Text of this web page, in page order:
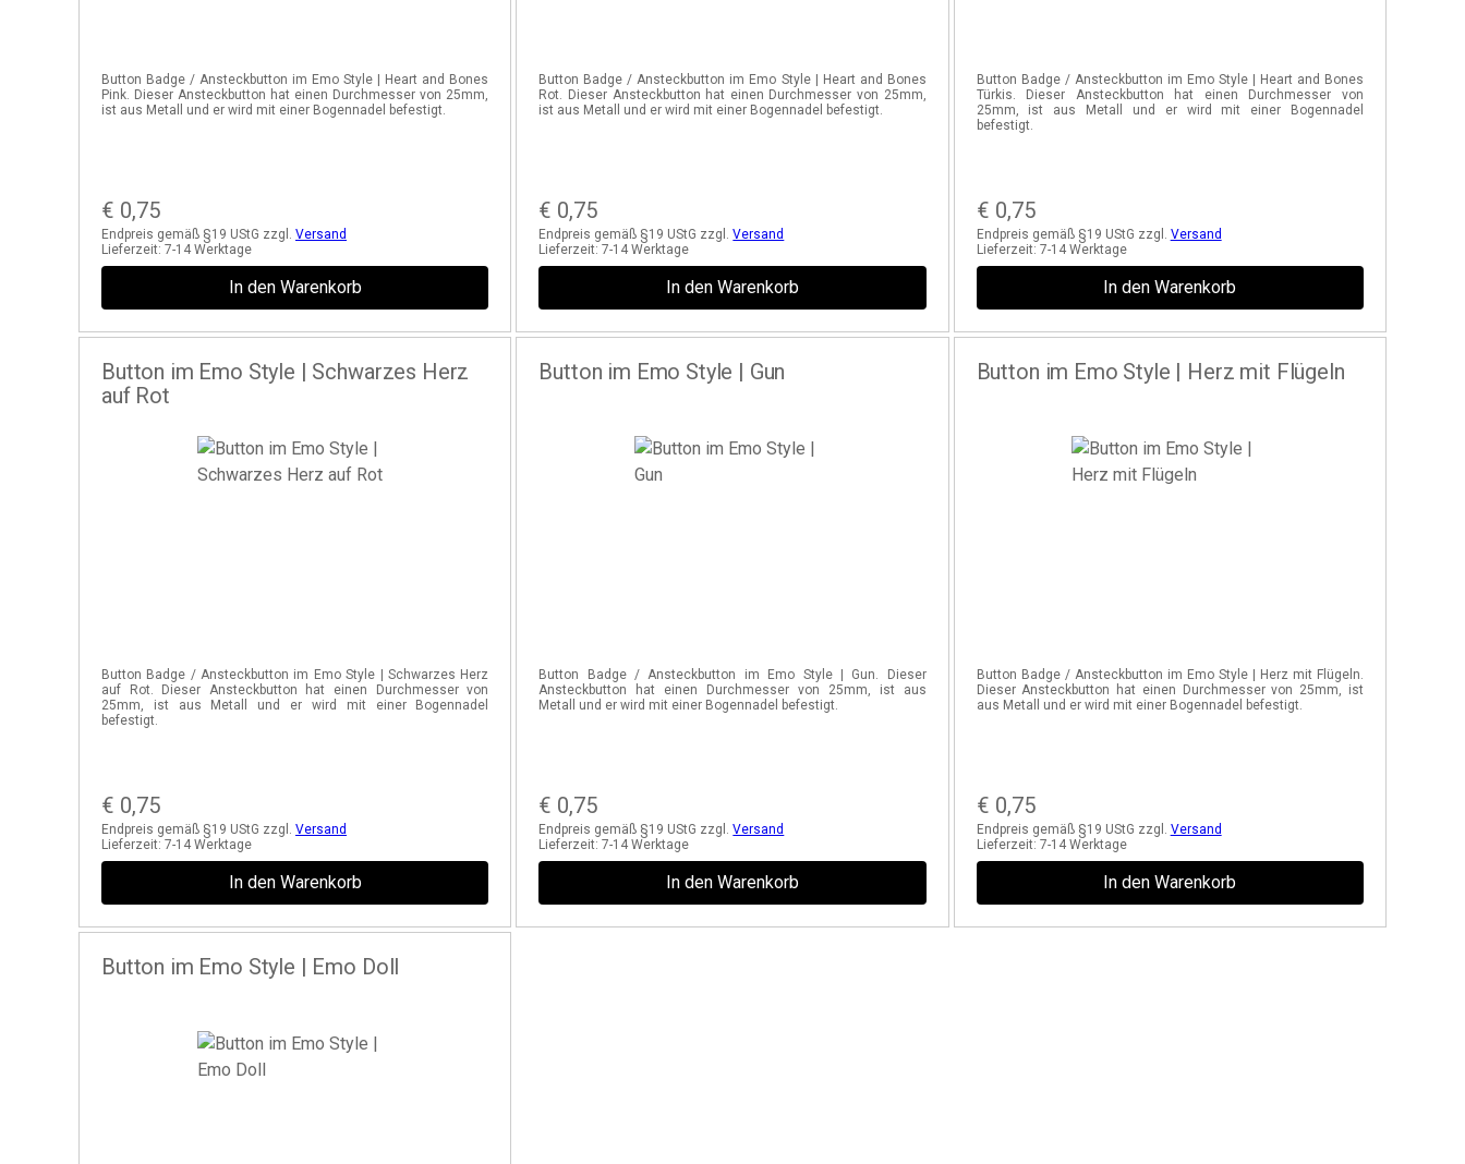
Button Badge / Ansteckbutton im Emo Style | Heart and Bones
Pink. Dieser Ansteckbutton hat einen Durchmesser von 25mm,
ist aus Metall und er wird mit einer Bogennadel befestigt.
€ 0,75
Endpreis gemäß §19 UStG zzgl. Versand
Lieferzeit: 7-14 Werktage
In den Warenkorb
Button Badge / Ansteckbutton im Emo Style | Heart and Bones
Rot. Dieser Ansteckbutton hat einen Durchmesser von 25mm,
ist aus Metall und er wird mit einer Bogennadel befestigt.
€ 0,75
Endpreis gemäß §19 UStG zzgl.Versand
Lieferzeit:7-14 Werktage
In den Warenkorb
Button Badge / Ansteckbutton im Emo Style | Heart and Bones
Türkis. Dieser Ansteckbutton hat einen Durchmesser von
25mm, ist aus Metall und er wird mit einer Bogennadel
befestigt.
€ 0,75
Endpreis gemäß §19 UStG zzgl. Versand
Lieferzeit: 7-14 Werktage
In den Warenkorb
Button im Emo Style | Schwarzes Herz
auf Rot
Button Badge / Ansteckbutton im Emo Style | Schwarzes Herz
auf Rot. Dieser Ansteckbutton hat einen Durchmesser von
25mm, ist aus Metall und er wird mit einer Bogennadel
befestigt.
€ 0,75
Endpreis gemäß §19 UStG zzgl. Versand
Lieferzeit: 7-14 Werktage
In den Warenkorb
Button im Emo Style | Gun
Button Badge / Ansteckbutton im Emo Style | Gun. Dieser
Ansteckbutton hat einen Durchmesser von 25mm, ist aus
Metall und er wird mit einer Bogennadel befestigt.
€ 0,75
Endpreis gemäß §19 UStG zzgl.Versand
Lieferzeit:7-14 Werktage
In den Warenkorb
Button im Emo Style | Herz mit Flügeln
Button Badge / Ansteckbutton im Emo Style | Herz mit Flügeln.
Dieser Ansteckbutton hat einen Durchmesser von 25mm, ist
aus Metall und er wird mit einer Bogennadel befestigt.
€ 0,75
Endpreis gemäß §19 UStG zzgl. Versand
Lieferzeit: 7-14 Werktage
In den Warenkorb
Button im Emo Style | Emo Doll